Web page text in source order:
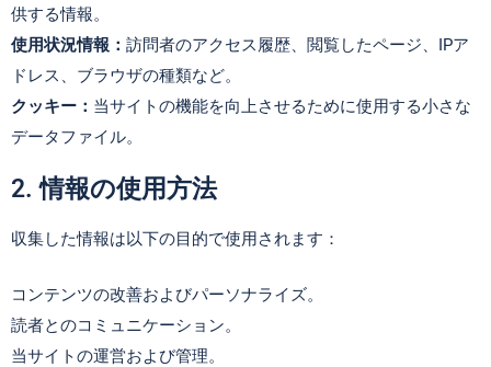
供する情報。
使用状況情報： 訪問者のアクセス履歴、閲覧したページ、IPア
ドレス、ブラウザの種類など。
クッキー： 当サイトの機能を向上させるために使用する小さな
データファイル。
2. 情報の使用方法
収集した情報は以下の目的で使用されます：
コンテンツの改善およびパーソナライズ。
読者とのコミュニケーション。
当サイトの運営および管理。